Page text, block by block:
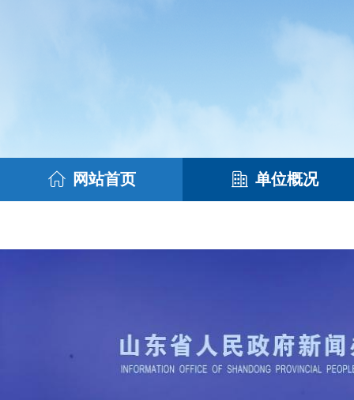
网站首页 单位概况